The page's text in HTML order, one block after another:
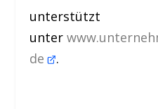
unterstützt
unter
de .